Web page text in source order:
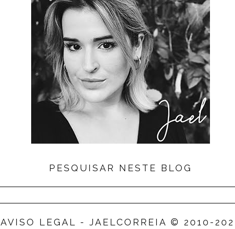
PESQUISAR NESTE BLOG
AVISO LEGAL - JAELCORREIA © 2010-